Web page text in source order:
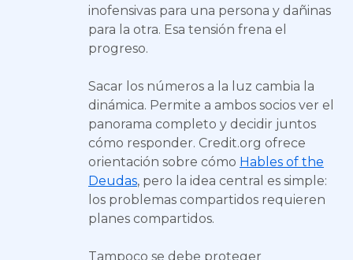
inofensivas para una persona y dañinas
para la otra. Esa tensión frena el
progreso.
Sacar los números a la luz cambia la
dinámica. Permite a ambos socios ver el
panorama completo y decidir juntos
cómo responder. Credit.org ofrece
orientación sobre cómo Hables of the
Deudas, pero la idea central es simple:
los problemas compartidos requieren
planes compartidos.
Tampoco se debe proteger